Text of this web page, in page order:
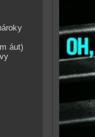
áut)